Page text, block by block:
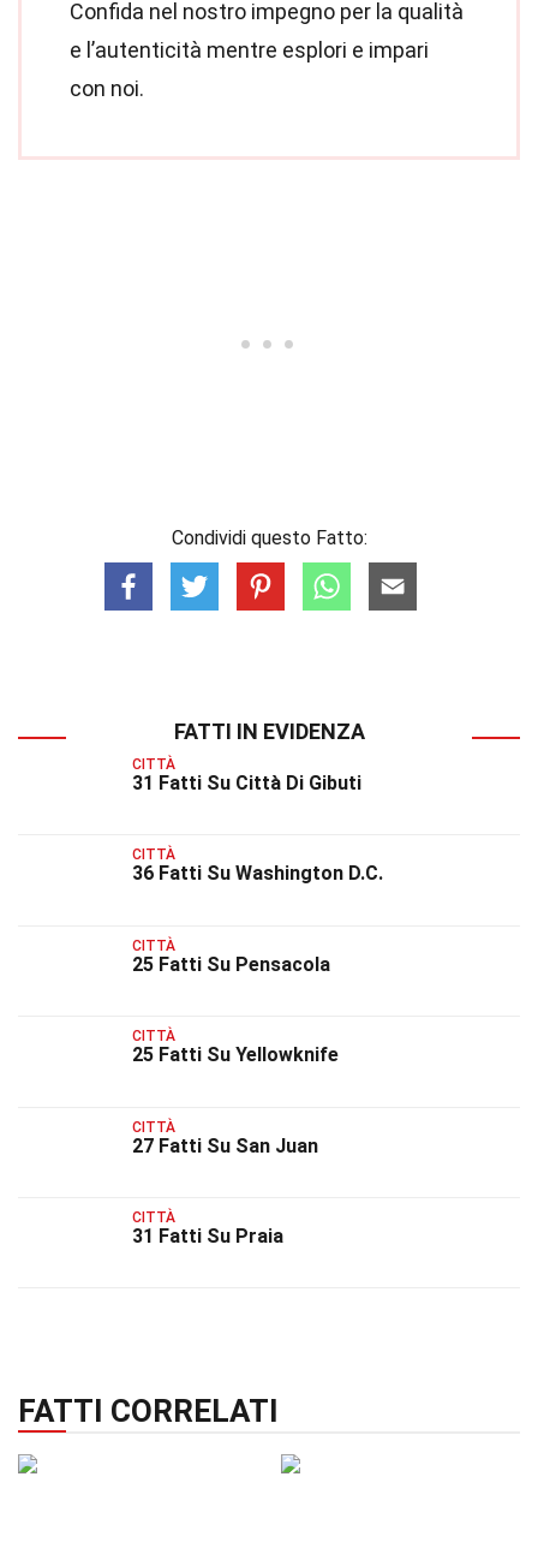
Confida nel nostro impegno per la qualità
e l’autenticità mentre esplori e impari
con noi.
Condividi questo Fatto:
FATTI IN EVIDENZA
CITTÀ
31 Fatti Su Città Di Gibuti
CITTÀ
36 Fatti Su Washington D.C.
CITTÀ
25 Fatti Su Pensacola
CITTÀ
25 Fatti Su Yellowknife
CITTÀ
27 Fatti Su San Juan
CITTÀ
31 Fatti Su Praia
FATTI CORRELATI